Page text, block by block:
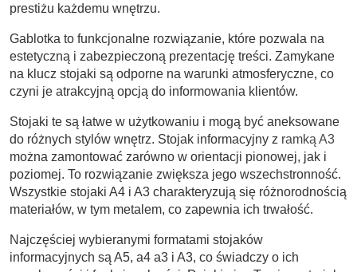
prestiżu każdemu wnętrzu.
Gablotka to funkcjonalne rozwiązanie, które pozwala na
estetyczną i zabezpieczoną prezentację treści. Zamykane
na klucz stojaki są odporne na warunki atmosferyczne, co
czyni je atrakcyjną opcją do informowania klientów.
Stojaki te są łatwe w użytkowaniu i mogą być aneksowane
do różnych stylów wnętrz. Stojak informacyjny z ramką A3
można zamontować zarówno w orientacji pionowej, jak i
poziomej. To rozwiązanie zwiększa jego wszechstronność.
Wszystkie stojaki A4 i A3 charakteryzują się różnorodnością
materiałów, w tym metalem, co zapewnia ich trwałość.
Najczęściej wybieranymi formatami stojaków
informacyjnych są A5, a4 a3 i A3, co świadczy o ich